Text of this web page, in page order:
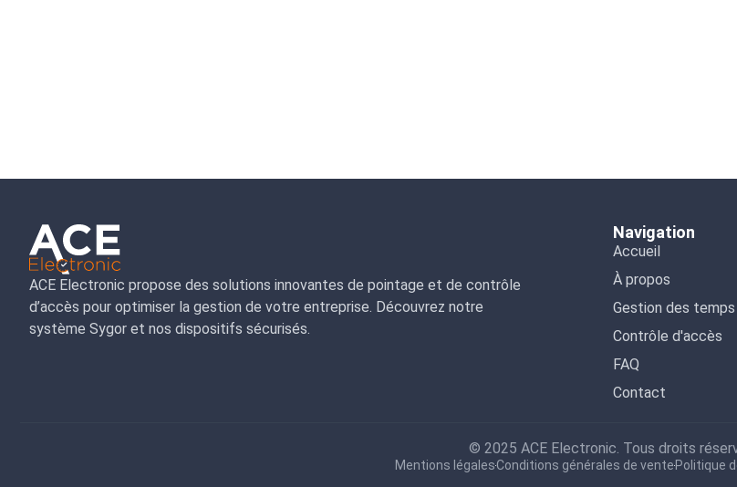
ACE Electronic propose des solutions innovantes de pointage et de contrôle
d’accès pour optimiser la gestion de votre entreprise. Découvrez notre
système Sygor et nos dispositifs sécurisés.
Navigation
Accueil
À propos
Gestion des temps
Contrôle d'accès
FAQ
Contact
© 2025 ACE Electronic. Tous droits
Mentions légalesConditions générales de vente Politique